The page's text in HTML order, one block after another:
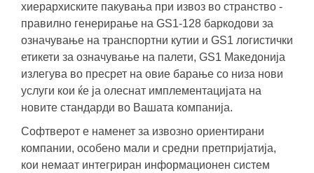
хиерархиските пакувања при извоз во странство -
правилно генерирање на GS1-128 баркодови за
означување на транспортни кутии и GS1 логистички
етикети за означување на палети, GS1 Македонија
излегува во пресрет на овие барање со низа нови
услуги кои ќе ја олеснат имплементацијата на
новите стандарди во Вашата компанија.
Софтверот е наменет за извозно ориентирани
компании, особено мали и средни претпријатија,
кои немаат интегриран информационен систем